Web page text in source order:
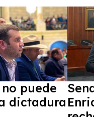
puede
dictadura